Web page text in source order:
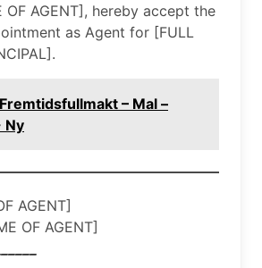
OF AGENT], hereby accept the
as Agent for [FULL
Fremtidsfullmakt – Mal –
Ny
AGENT]
OF AGENT]